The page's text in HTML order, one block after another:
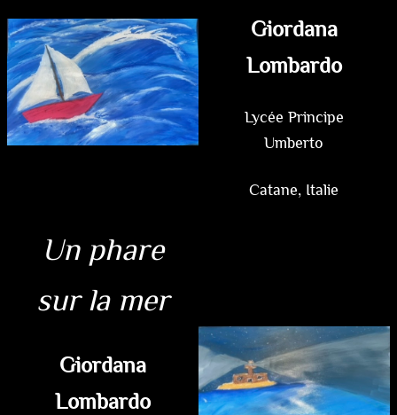
Giordana
Lombardo
Lycée Principe
Umberto
Catane, Italie
Un phare
sur la mer
Giordana
Lombardo